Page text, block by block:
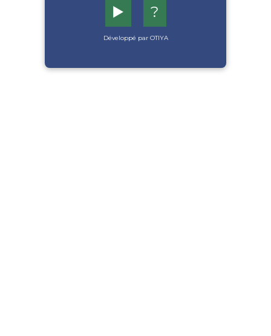
▶️ ?
Développé par OTIYA